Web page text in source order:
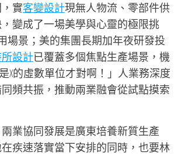
實客變設計現無人物流、零部件供
變成了一場美學與心靈的極限挑
場景；美的集團長期加年夜研發投
設計已覆蓋多個焦點生產場景，機
X的虛數單位才對啊！」人業務深度
頻共振，推動兩業融會從試點摸索
業協同發展是廣東培養新質生產
疾速落實當下安排的同時，也要林